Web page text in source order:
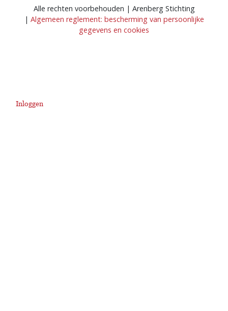
Alle rechten voorbehouden | Arenberg Stichting
| Algemeen reglement: bescherming van persoonlijke
gegevens en cookies
User
Inloggen